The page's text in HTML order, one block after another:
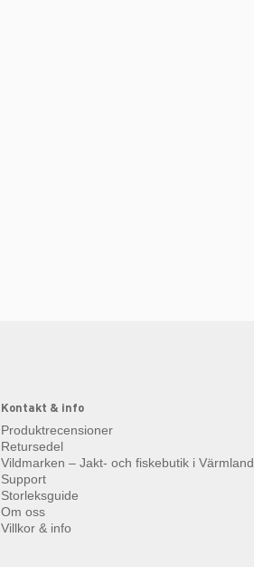
Kontakt & info
Produktrecensioner
Retursedel
Vildmarken – Jakt- och fiskebutik i Värmland
Support
Storleksguide
Om oss
Villkor & info